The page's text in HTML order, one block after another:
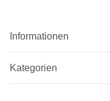
Informationen
Kategorien